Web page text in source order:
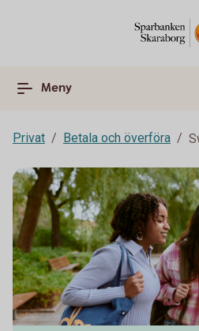
Meny
Privat Betala och överföra